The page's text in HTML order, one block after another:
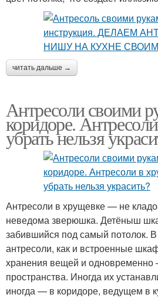
читать дальше →
Антресоли своими
коридоре.
убрать нельзя
Антресоли в хрущевке — не
неведома зверюшка. Детёныш
забившийся под самый потолок.
антресоли, как и встроенные
хранения вещей и одновременно
пространства. Иногда их
иногда — в коридоре, ведущем в